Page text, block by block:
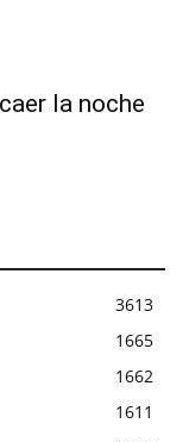
la noche
3613
1665
1662
1611